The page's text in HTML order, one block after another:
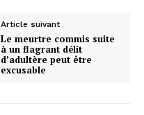
Article suivant
Le meurtre commis suite
à un flagrant délit
d’adultère peut être
excusable